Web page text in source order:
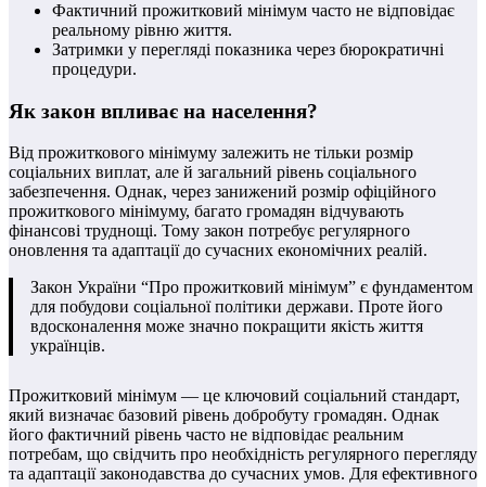
Фактичний прожитковий мінімум часто не відповідає
реальному рівню життя.
Затримки у перегляді показника через бюрократичні
процедури.
Як закон впливає на населення?
Від прожиткового мінімуму залежить не тільки розмір
соціальних виплат, але й загальний рівень соціального
забезпечення. Однак, через занижений розмір офіційного
прожиткового мінімуму, багато громадян відчувають
фінансові труднощі. Тому закон потребує регулярного
оновлення та адаптації до сучасних економічних реалій.
Закон України “Про прожитковий мінімум” є фундаментом
для побудови соціальної політики держави. Проте його
вдосконалення може значно покращити якість життя
українців.
Прожитковий мінімум — це ключовий соціальний стандарт,
який визначає базовий рівень добробуту громадян. Однак
його фактичний рівень часто не відповідає реальним
потребам, що свідчить про необхідність регулярного перегляду
та адаптації законодавства до сучасних умов. Для ефективного